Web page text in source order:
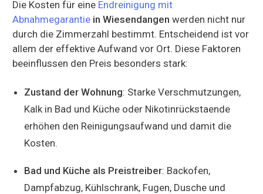
Die Kosten für eine Endreinigung mit
Abnahmegarantie in Wiesendangen werden nicht nur
durch die Zimmerzahl bestimmt. Entscheidend ist vor
allem der effektive Aufwand vor Ort. Diese Faktoren
beeinflussen den Preis besonders stark:
Zustand der Wohnung: Starke Verschmutzungen,
Kalk in Bad und Küche oder Nikotinrückstaende
erhöhen den Reinigungsaufwand und damit die
Kosten.
Bad und Küche als Preistreiber: Backofen,
Dampfabzug, Kühlschrank, Fugen, Dusche und